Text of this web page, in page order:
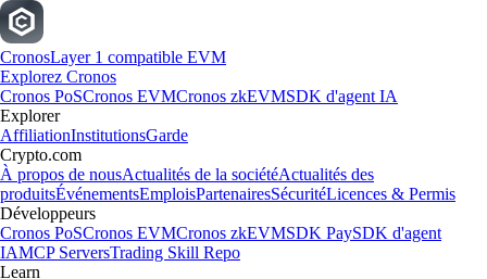
CronosLayer 1 compatible EVM
Explorez Cronos
Cronos PoSCronos EVMCronos zkEVMSDK d'agent IA
Explorer
AffiliationInstitutionsGarde
Crypto.com
À propos de nousActualités de la sociétéActualités des
produitsÉvénementsEmploisPartenairesSécuritéLicences & Permis
Développeurs
Cronos PoSCronos EVMCronos zkEVMSDK PaySDK d'agent
IAMCP ServersTrading Skill Repo
Learn